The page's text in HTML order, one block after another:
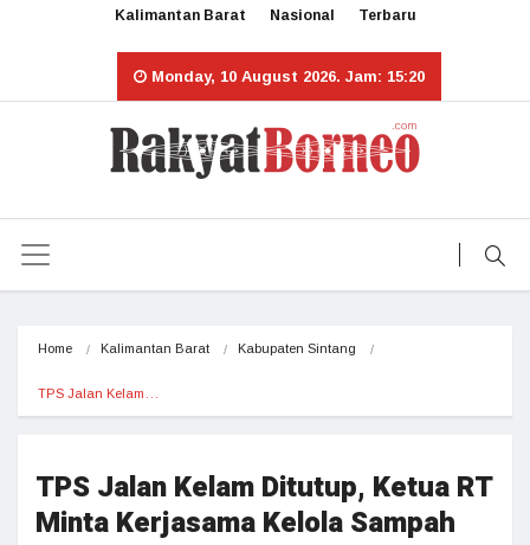
Kalimantan Barat Nasional Terbaru
Monday, 10 August 2026. Jam: 15:20
Home Kalimantan Barat Kabupaten Sintang
TPS Jalan Kelam…
TPS Jalan Kelam Ditutup, Ketua RT
Minta Kerjasama Kelola Sampah